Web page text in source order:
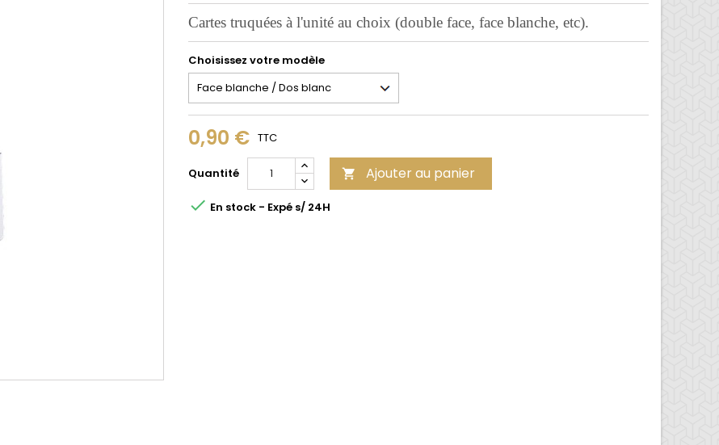
Cartes truquées à l'unité au choix (double face, face blanche, etc).
Choisissez votre modèle
0,90 € TTC
Quantité  Ajouter au panier
 En stock - Expé s/ 24H